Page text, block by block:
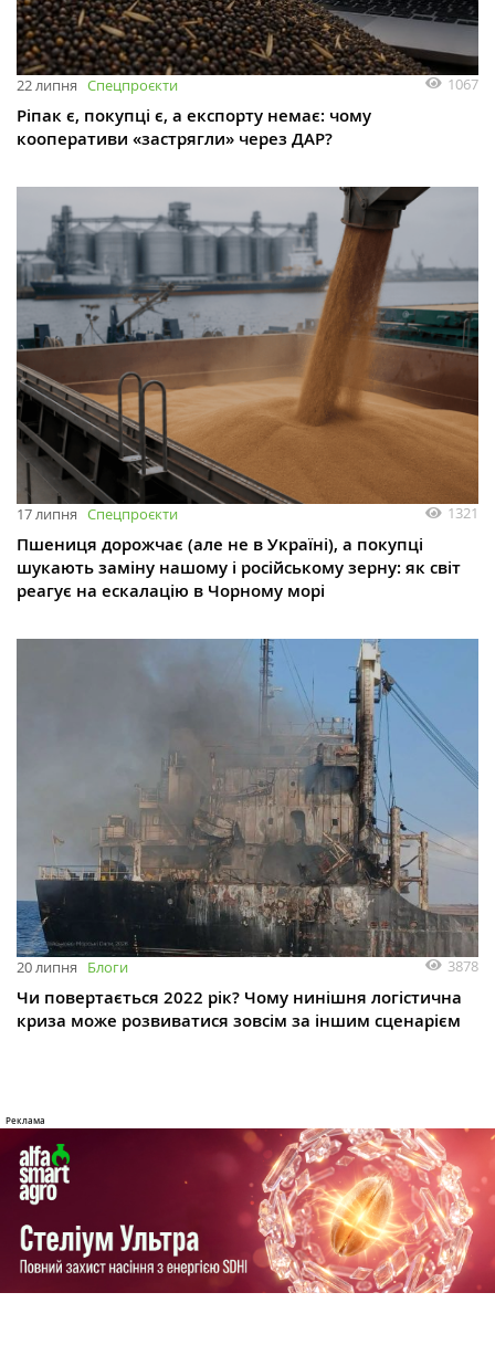
22 липня Спецпроєкти 1067
Ріпак є, покупці є, а експорту немає: чому
кооперативи «застрягли» через ДАР?
17 липня Спецпроєкти 1321
Пшениця дорожчає (але не в Україні), а покупці
шукають заміну нашому і російському зерну: як світ
реагує на ескалацію в Чорному морі
20 липня Блоги 3878
Чи повертається 2022 рік? Чому нинішня логістична
криза може розвиватися зовсім за іншим сценарієм